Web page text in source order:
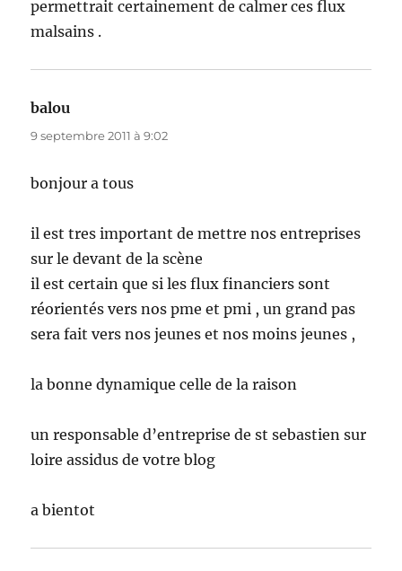
permettrait certainement de calmer ces flux
malsains .
balou
9 septembre 2011 à 9:02
bonjour a tous
il est tres important de mettre nos entreprises
sur le devant de la scène
il est certain que si les flux financiers sont
réorientés vers nos pme et pmi , un grand pas
sera fait vers nos jeunes et nos moins jeunes ,
la bonne dynamique celle de la raison
un responsable d’entreprise de st sebastien sur
loire assidus de votre blog
a bientot